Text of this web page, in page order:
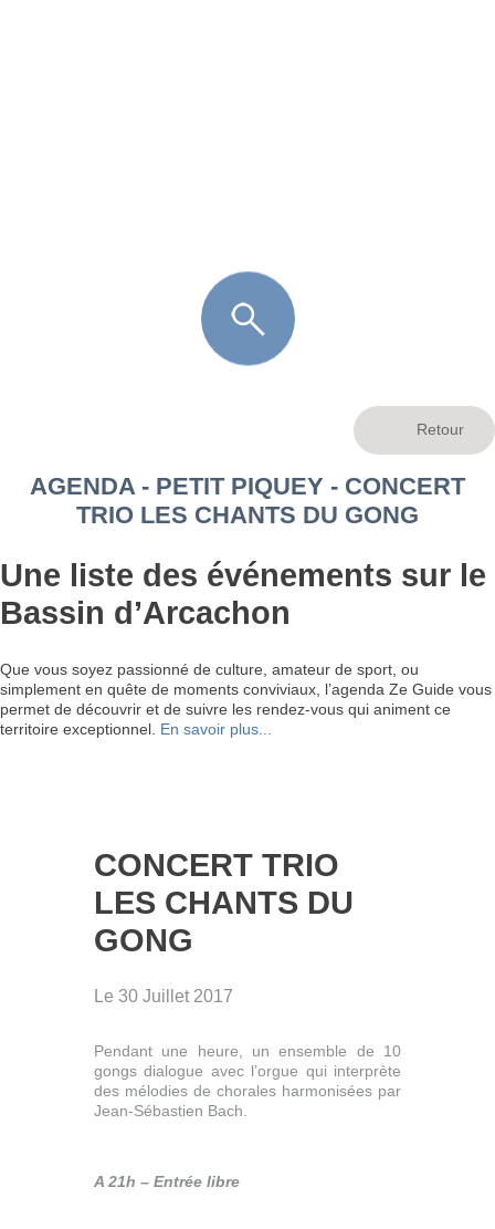
AGENDA - PETIT PIQUEY - CONCERT
TRIO LES CHANTS DU GONG
Une liste des événements sur le
Bassin d’Arcachon
Que vous soyez passionné de culture, amateur de sport, ou
simplement en quête de moments conviviaux, l’agenda Ze Guide vous
permet de découvrir et de suivre les rendez-vous qui animent ce
territoire exceptionnel. En savoir plus...
CONCERT TRIO
LES CHANTS DU
GONG
Le 30 Juillet 2017
Pendant une heure, un ensemble de 10
gongs dialogue avec l’orgue qui interprète
des mélodies de chorales harmonisées par
Jean-Sébastien Bach.
A 21h – Entrée libre